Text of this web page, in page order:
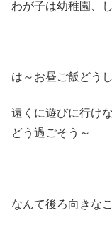
わが子は幼稚園、
は～お昼ご飯どう
遠くに遊びに行け
どう過ごそう～
なんて後ろ向きな